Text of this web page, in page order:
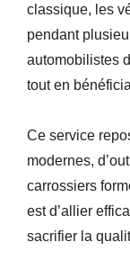
classique, les
pendant
automobilistes
tout en
Ce service
modernes,
carrossiers
est d’allier
sacrifier la